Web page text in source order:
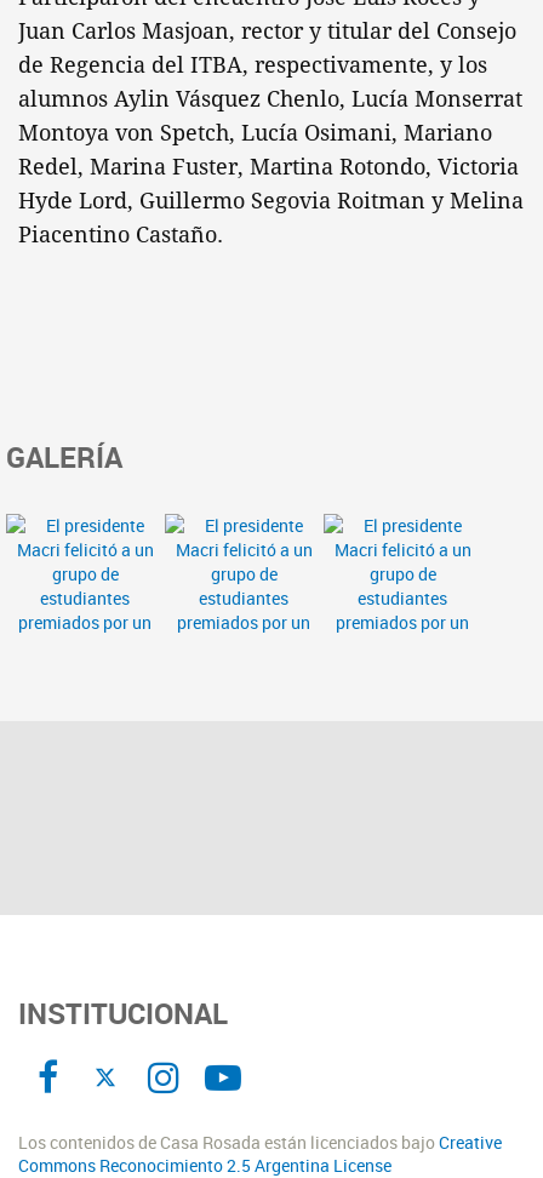
Juan Carlos Masjoan, rector y titular del Consejo
de Regencia del ITBA, respectivamente, y los
alumnos Aylin Vásquez Chenlo, Lucía Monserrat
Montoya von Spetch, Lucía Osimani, Mariano
Redel, Marina Fuster, Martina Rotondo, Victoria
Hyde Lord, Guillermo Segovia Roitman y Melina
Piacentino Castaño.
GALERÍA
INSTITUCIONAL
Los contenidos de Casa Rosada están licenciados bajoCreative
Commons Reconocimiento 2.5 Argentina License